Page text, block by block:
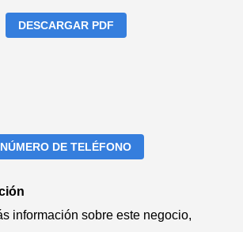
DESCARGAR PDF
NÚMERO DE TELÉFONO
información sobre este negocio,